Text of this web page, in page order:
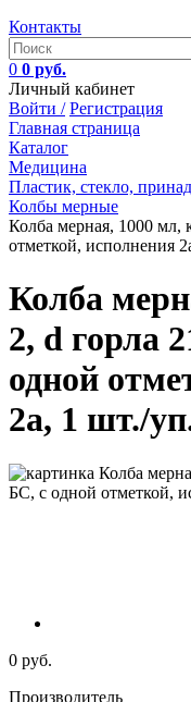
Контакты
0 0 руб.
Личный кабинет
Войти / Регистрация
Главная страница
Каталог
Медицина
Пластик, стекло,
Колбы мерные
Колба мерная, 1000 мл,
отметкой, исполнения
Колба
2, d горла
одной
2а, 1 шт./
0 руб.
Производитель